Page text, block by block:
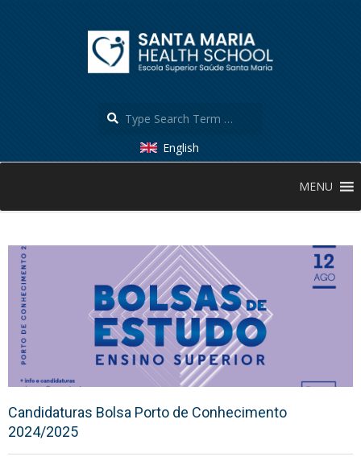
English
Menu
MENU
Candidaturas Bolsa Porto de Conhecimento
2024/2025